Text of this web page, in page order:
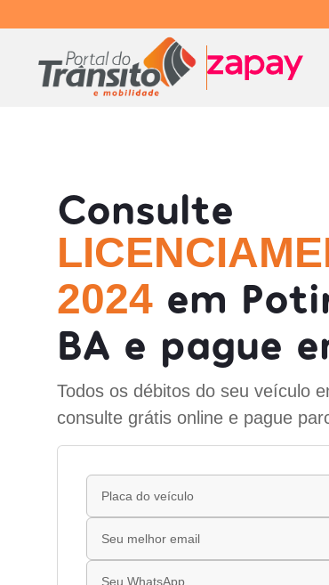
Consulte
2024 em
BA e pague
Todos os débitos do seu veículo
consulte grátis online e pague